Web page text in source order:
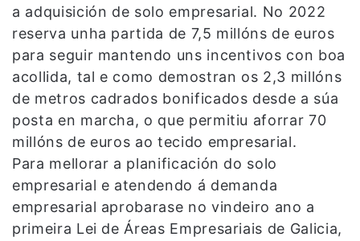
a adquisición de solo empresarial. No 2022
reserva unha partida de 7,5 millóns de euros
para seguir mantendo uns incentivos con boa
acollida, tal e como demostran os 2,3 millóns
de metros cadrados bonificados desde a súa
posta en marcha, o que permitiu aforrar 70
millóns de euros ao tecido empresarial.
Para mellorar a planificación do solo
empresarial e atendendo á demanda
empresarial aprobarase no vindeiro ano a
primeira Lei de Áreas Empresariais de Galicia,